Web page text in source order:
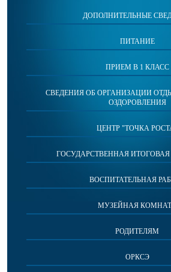
ДОПОЛНИТЕЛЬНЫЕ
ПИТАНИЕ
ПРИЕМ В 1 КЛАСС
СВЕДЕНИЯ ОБ ОРГАНИЗАЦИИ
ОЗДОРОВЛЕНИЯ
ЦЕНТР "ТОЧКА
ГОСУДАРСТВЕННАЯ ИТОГОВАЯ
ВОСПИТАТЕЛЬНАЯ
МУЗЕЙНАЯ
РОДИТЕЛЯМ
ОРКСЭ